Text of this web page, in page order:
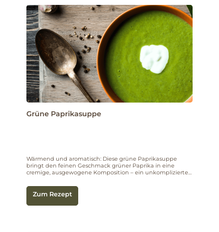
Grüne Paprikasuppe
Wärmend und aromatisch: Diese grüne Paprikasuppe
bringt den feinen Geschmack grüner Paprika in eine
cremige, ausgewogene Komposition – ein unkompliziertes
Zum Rezept